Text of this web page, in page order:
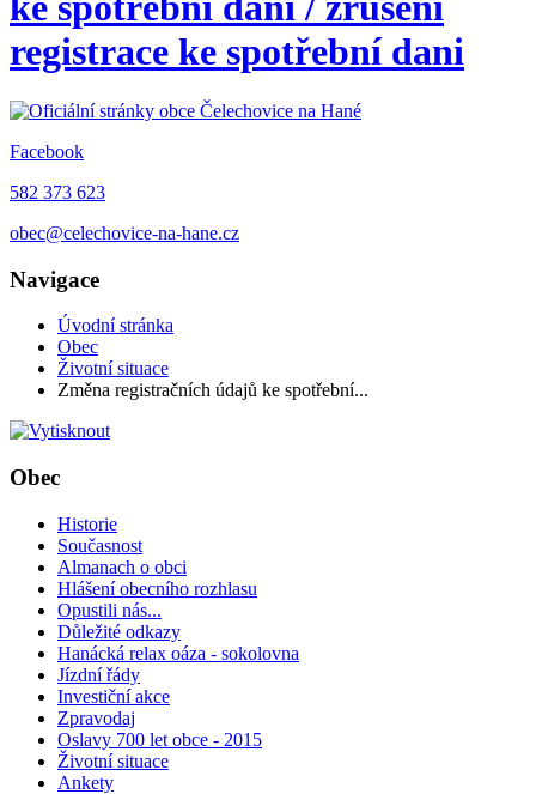
registrace ke spotřební dani
Facebook
582 373 623
obec@celechovice-na-hane.cz
Navigace
Úvodní stránka
Obec
Životní situace
Změna registračních údajů ke spotřební...
Obec
Historie
Současnost
Almanach o obci
Hlášení obecního rozhlasu
Opustili nás...
Důležité odkazy
Hanácká relax oáza - sokolovna
Jízdní řády
Investiční akce
Zpravodaj
Oslavy 700 let obce - 2015
Životní situace
Ankety